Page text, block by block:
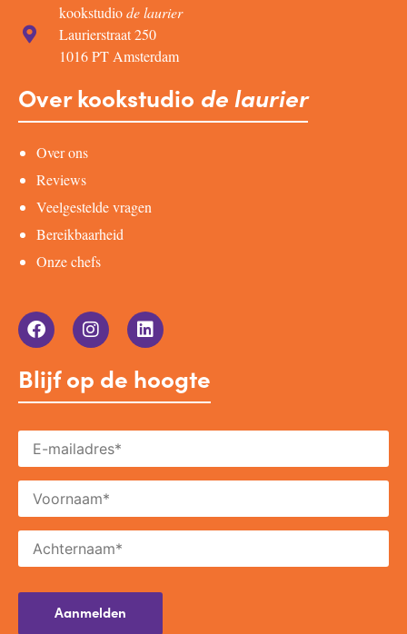
kookstudiode laurier
Laurierstraat 250
1016 PT Amsterdam
Over kookstudio de laurier
Over ons
Reviews
Veelgestelde vragen
Bereikbaarheid
Onze chefs
Blijf op de hoogte